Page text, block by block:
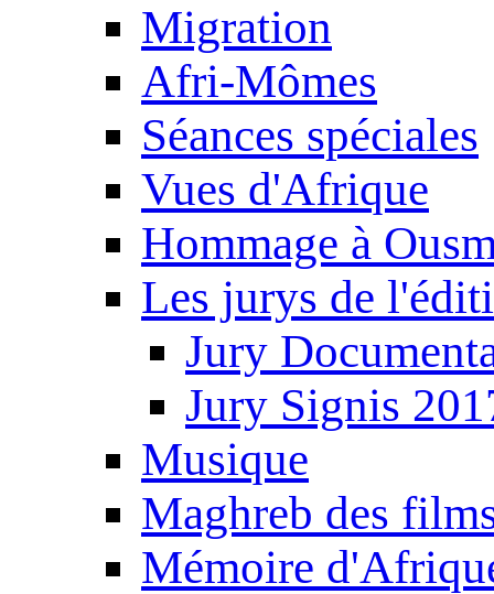
Migration
Afri-Mômes
Séances spéciales
Vues d'Afrique
Hommage à
Les jurys de
Jury
Jury Signis
Musique
Maghreb des
Mémoire